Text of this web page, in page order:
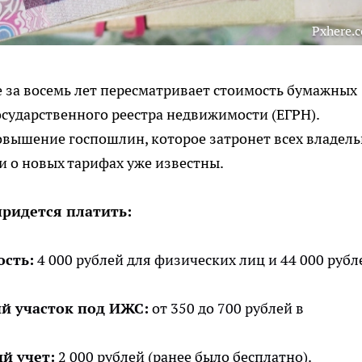
восемь лет пересматривает стоимость бумажных
реестра недвижимости (ЕГРН).
госпошлин, которое затронет всех
о новых тарифах уже известны.
платить:
4 000 рублей для физических лиц и 44 000
участок под ИЖС: от 350 до 700 рублей в
учет: 2 000 рублей (ранее было бесплатно).